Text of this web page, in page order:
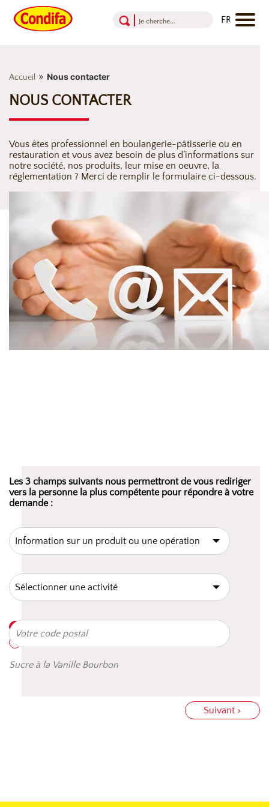
Accueil » Nous contacter
NOUS CONTACTER
Vous êtes professionnel en boulangerie-pâtisserie ou en
restauration et vous avez besoin de plus d’informations sur
notre société, nos produits, leur mise en oeuvre, la
réglementation ? Merci de remplir le formulaire ci-dessous.
Les 3 champs suivants nous permettront de vous rediriger
vers la personne la plus compétente pour répondre à votre
demande :
Sucre à la Vanille Bourbon
Suivant >